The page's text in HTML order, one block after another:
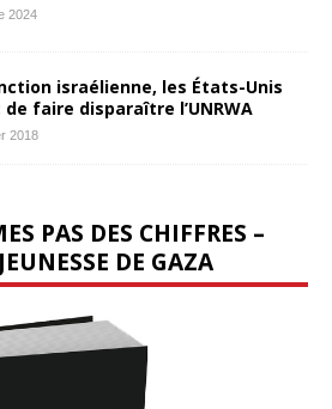
2024
israélienne, les États-Unis
faire disparaître l’UNRWA
2018
PAS DES CHIFFRES –
DE GAZA